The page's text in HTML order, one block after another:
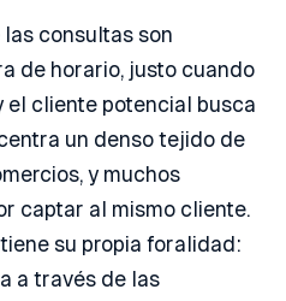
consultas son
de horario, justo cuando
el cliente potencial busca
un denso tejido de
y muchos
captar al mismo cliente.
su propia foralidad:
a través de las